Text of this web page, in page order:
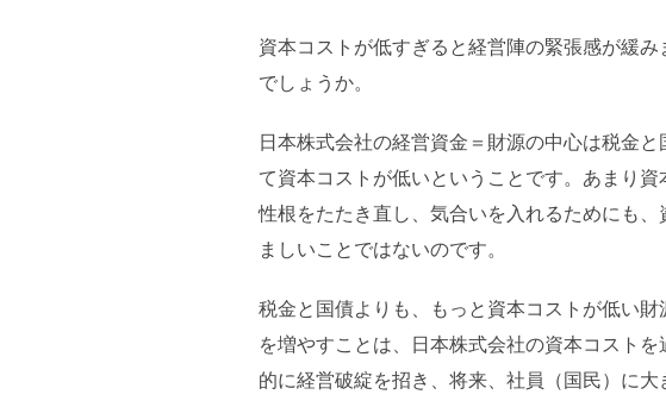
資本コストが低すぎると経営陣の緊張感が緩
でしょうか。
日本株式会社の経営資金＝財源の中心は税金
て資本コストが低いということです。あまり
性根をたたき直し、気合いを入れるためにも
ましいことではないのです。
税金と国債よりも、もっと資本コストが低い
を増やすことは、日本株式会社の資本コスト
的に経営破綻を招き、将来、社員（国民）に